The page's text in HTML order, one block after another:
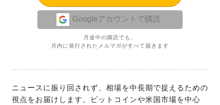
Googleアカウントで購読
月途中の購読でも、
月内に発行されたメルマガがすべて届きます
ニュースに振り回されず、相場を中長期で捉えるための
視点をお届けします。ビットコインや米国市場を中心